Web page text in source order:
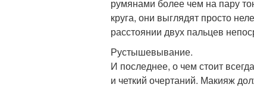
румянами более чем на пару
круга, они выглядят просто
расстоянии двух пальцев
Рустышевывание.
И последнее, о чем стоит
и четкий очертаний. Макияж